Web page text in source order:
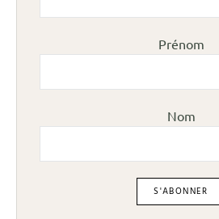
Prénom
Nom